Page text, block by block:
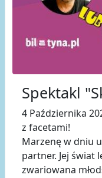
Spektakl
4 Października
z facetami!
Marzenę w dniu
partner. Jej świat
zwariowana